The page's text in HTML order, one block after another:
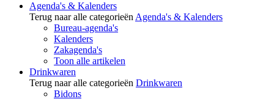
Agenda's & Kalenders
Terug naar alle categorieën Agenda's & Kalenders
Bureau-agenda's
Kalenders
Zakagenda's
Toon alle artikelen
Drinkwaren
Terug naar alle categorieën Drinkwaren
Bidons